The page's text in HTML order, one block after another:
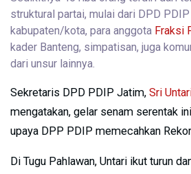
struktural partai, mulai dari DPD
kabupaten/kota, para anggota Fraksi
kader Banteng, simpatisan, juga
dari unsur lainnya.
Sekretaris DPD PDIP Jatim, Sri
mengatakan, gelar senam serentak
upaya DPP PDIP memecahkan
Di Tugu Pahlawan, Untari ikut turun